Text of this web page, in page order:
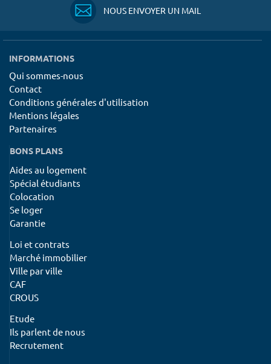
NOUS ENVOYER UN MAIL
INFORMATIONS
Qui sommes-nous
Contact
Conditions générales d'utilisation
Mentions légales
Partenaires
BONS PLANS
Aides au logement
Spécial étudiants
Colocation
Se loger
Garantie
Loi et contrats
Marché immobilier
Ville par ville
CAF
CROUS
Etude
Ils parlent de nous
Recrutement